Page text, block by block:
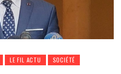
LE FIL ACTU SOCIÉTÉ